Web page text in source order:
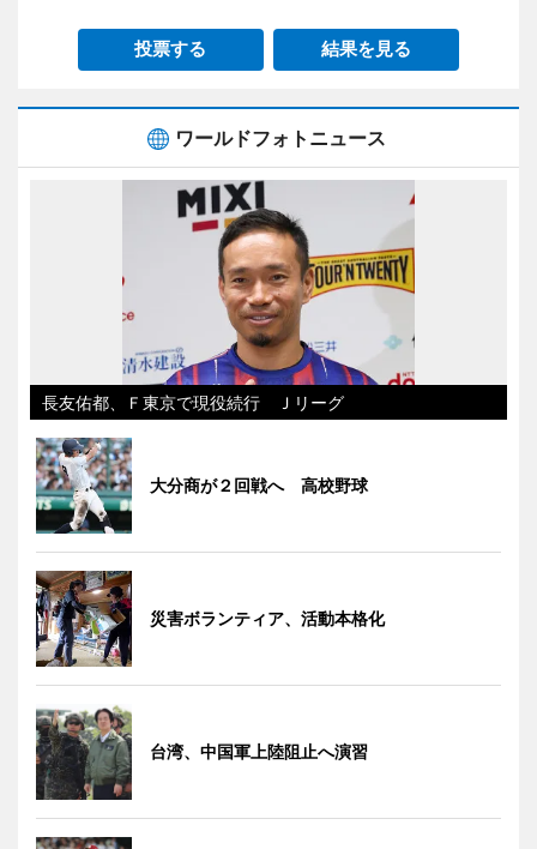
投票する 結果を見る
ワールドフォトニュース
長友佑都、Ｆ東京で現役続行 Ｊリーグ
大分商が２回戦へ 高校野球
災害ボランティア、活動本格化
台湾、中国軍上陸阻止へ演習